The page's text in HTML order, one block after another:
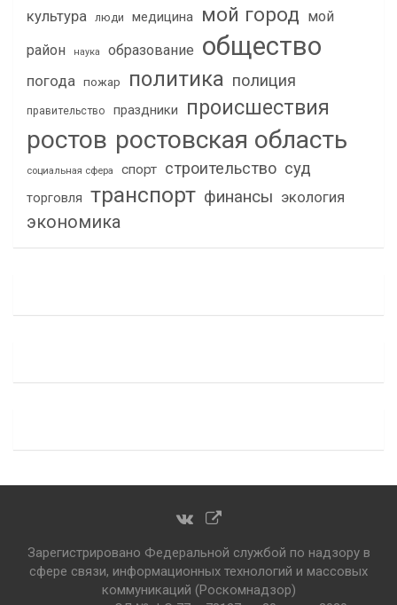
культура люди медицина мой город мой
район
наука образование общество
погода пожар политика полиция
правительство праздники происшествия
ростов ростовская область
социальная сфера спорт строительство суд
торговля транспорт финансы экология
экономика
Зарегистрировано Федеральной службой по надзору в
сфере связи, информационных технологий и массовых
коммуникаций (Роскомнадзор)